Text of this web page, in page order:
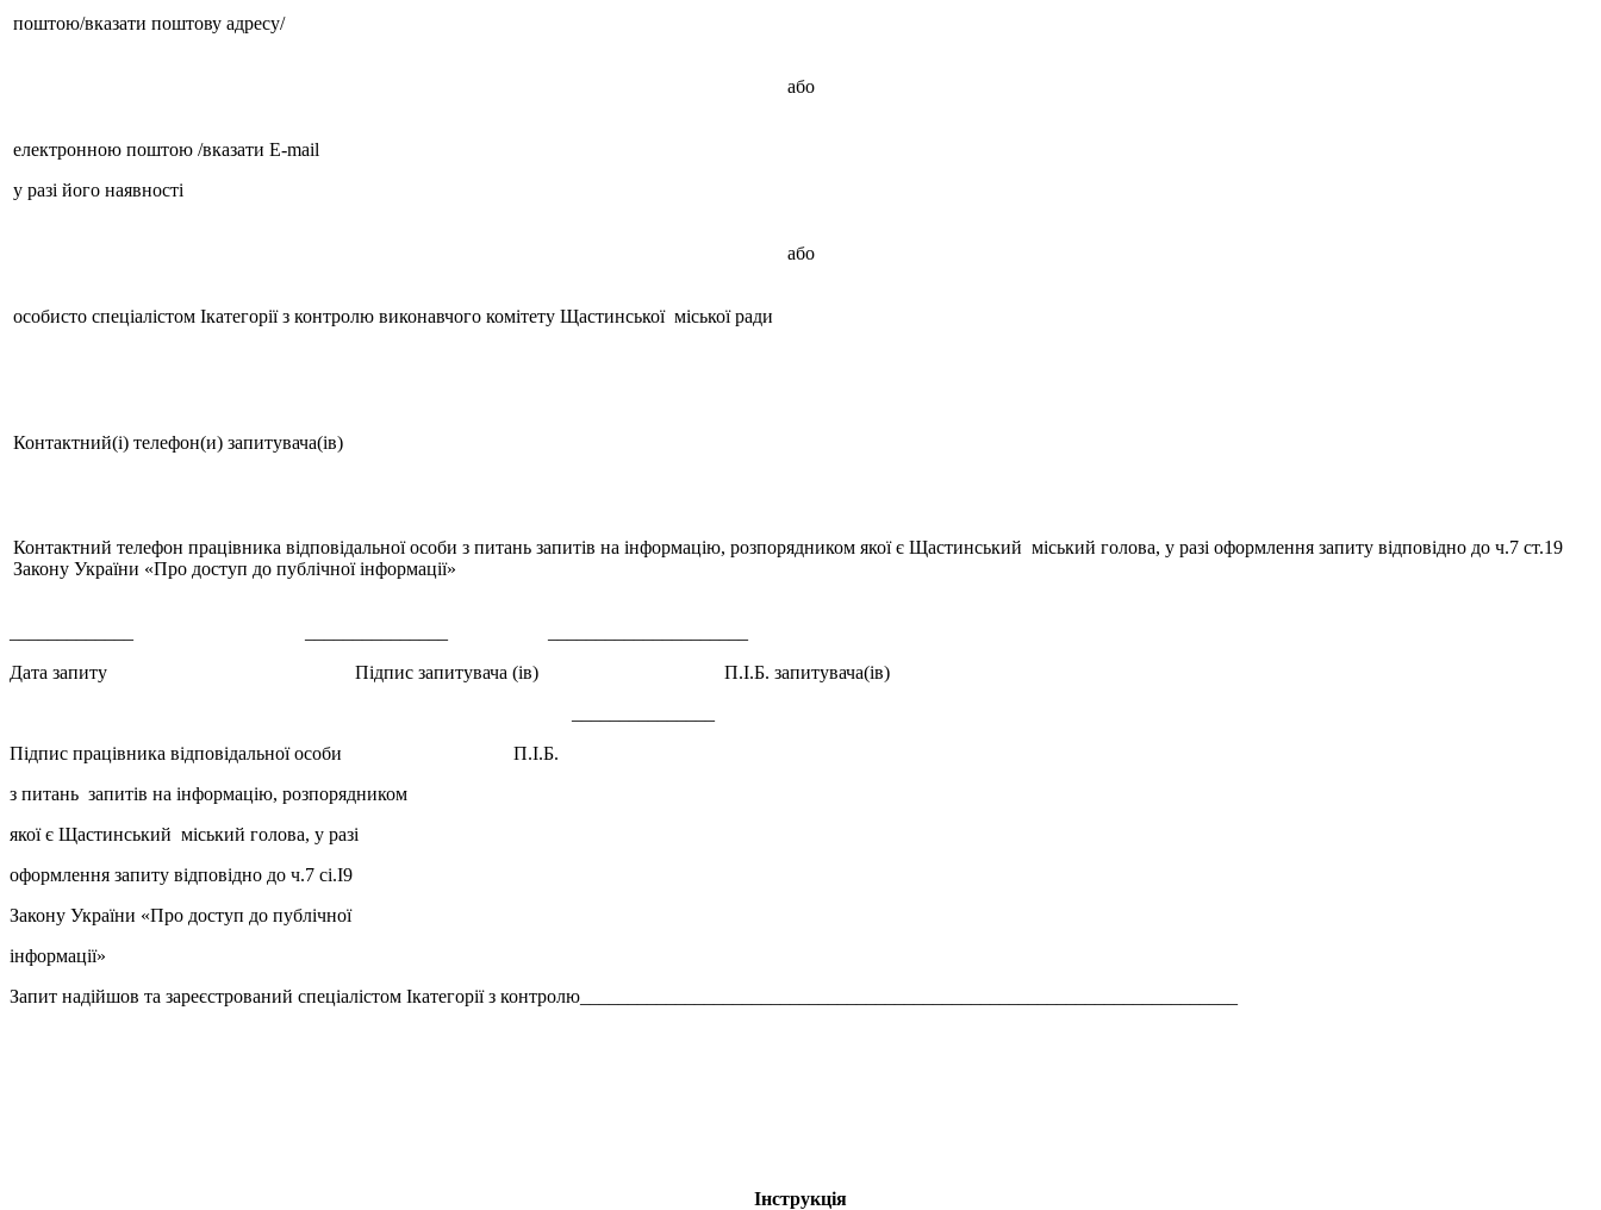
поштою/вказати поштову адресу/
або
електронною поштою /вказати Е-mail
у разі його наявності
або
особисто спеціалістом Iкатегорії з контролю виконавчого комітету Щастинської міської ради
Контактний(і) телефон(и) запитувача(ів)
Контактний телефон працівника відповідальної особи з питань запитів на інформацію, розпорядником якої є Щастинський міський голова, у разі оформлення запиту відповідно до ч.7 ст.19
Закону України «Про доступ до публічної інформації»
Дата запиту Підпис запитувача (ів) П.І.Б. запитувача(ів)
Підпис працівника відповідальної особи П.І.Б.
з питань запитів на інформацію, розпорядником
якої є Щастинський міський голова, у разі
оформлення запиту відповідно до ч.7 сі.І9
Закону України «Про доступ до публічної
інформації»
Запит надійшов та зареєстрований спеціалістом Iкатегорії з контролю_____________________________________________________________________
Інструкція